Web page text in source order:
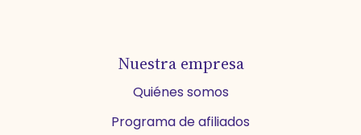
Nuestra empresa
Quiénes somos
Programa de afiliados